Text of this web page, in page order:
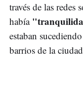
través de las redes
había
estaban
barrios de la